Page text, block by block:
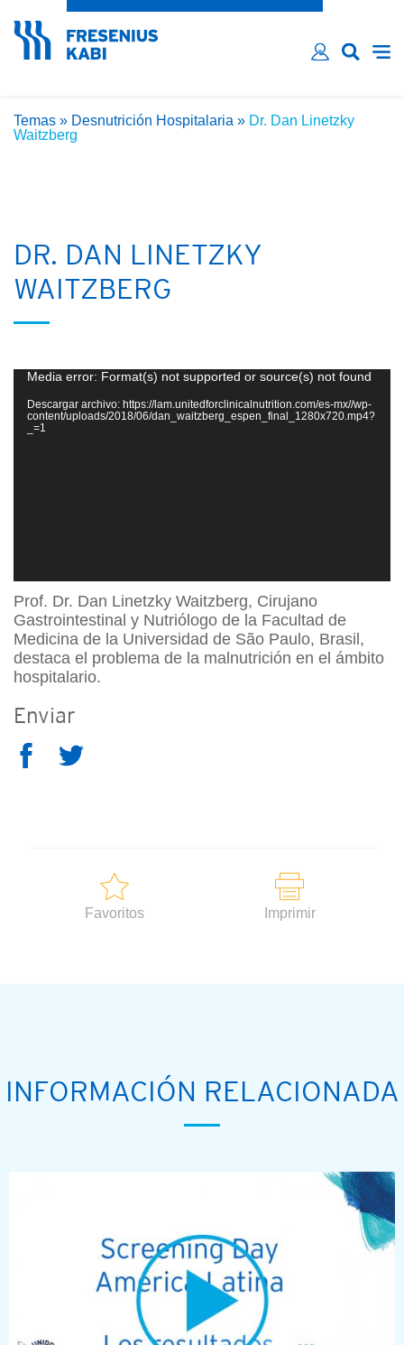
Email*
Recordarme
Temas » Desnutrición Hospitalaria » Dr. Dan Linetzky
Waitzberg
DR. DAN LINETZKY
WAITZBERG
Reproductor
de
vídeo
Media error: Format(s) not supported or source(s) not found
Descargar archivo: https://lam.unitedforclinicalnutrition.com/es-mx//wp-
content/uploads/2018/06/dan_waitzberg_espen_final_1280x720.mp4?
_=1
Prof. Dr. Dan Linetzky Waitzberg, Cirujano
Gastrointestinal y Nutriólogo de la Facultad de
Medicina de la Universidad de São Paulo, Brasil,
destaca el problema de la malnutrición en el ámbito
hospitalario.
Enviar
Favoritos Imprimir
INFORMACIÓN RELACIONADA